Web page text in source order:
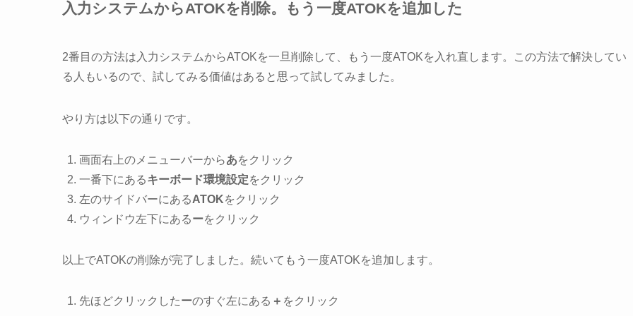
入力システムからATOKを削除。もう一度ATOKを追加した
2番目の方法は入力システムからATOKを一旦削除して、もう一度ATOKを入れ直します。この方法で解決してい
る人もいるので、試してみる価値はあると思って試してみました。
やり方は以下の通りです。
画面右上のメニューバーからあをクリック
一番下にあるキーボード環境設定をクリック
左のサイドバーにあるATOKをクリック
ウィンドウ左下にあるーをクリック
以上でATOKの削除が完了しました。続いてもう一度ATOKを追加します。
先ほどクリックしたーのすぐ左にある ＋ をクリック